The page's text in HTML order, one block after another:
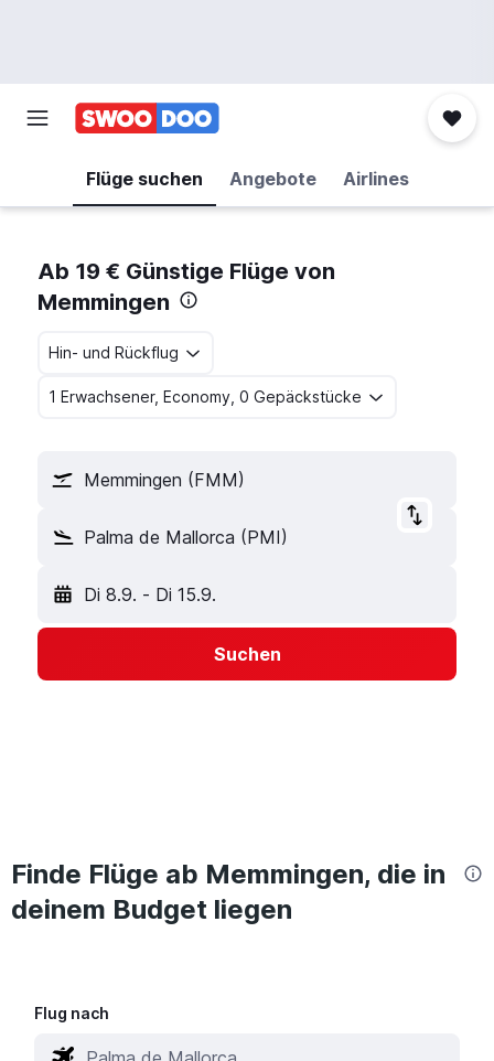
Flüge suchen Angebote Airlines
Ab 19 € Günstige Flüge von
Memmingen
Hin- und Rückflug
1 Erwachsener, Economy, 0 Gepäckstücke
Memmingen (FMM)
Palma de Mallorca (PMI)
Di 8.9. - Di 15.9.
Suchen
Finde Flüge ab Memmingen, die in
deinem Budget liegen
Flug nach